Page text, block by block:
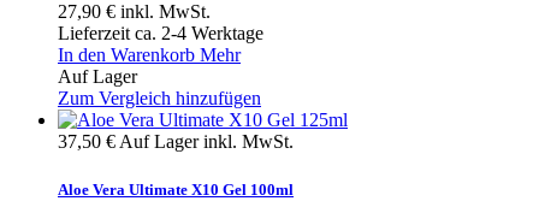
27,90 € inkl. MwSt.
Lieferzeit ca. 2-4 Werktage
In den Warenkorb Mehr
Auf Lager
Zum Vergleich hinzufügen
37,50 €Auf Lagerinkl. MwSt.
Aloe Vera Ultimate X10 Gel 100ml